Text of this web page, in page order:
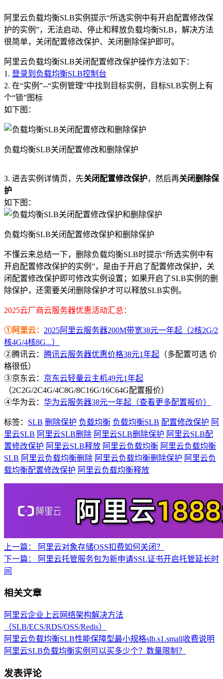
阿里云负载均衡SLB实例提示“所选实例中有开启配置修改保
护的实例”，无法启动、停止和释放负载均衡SLB，解决方法
很简单，关闭配置修改保护、关闭删除保护即可。
阿里云负载均衡SLB关闭配置修改保护操作方法如下：
1. 登录到负载均衡SLB控制台
2. 在“实例”--“实例管理”中找到目标实例，目标SLB实例上有
个“锁”图标
如下图：
负载均衡SLB关闭配置修改和删除保护
3. 进去实例详情页，先关闭配置修改保护，然后再关闭删除保
护
如下图：
负载均衡SLB关闭配置修改保护和删除保护
不懂云来总结一下，删除负载均衡SLB时提示“所选实例中有
开启配置修改保护的实例”，是由于开启了配置修改保护，关
闭配置修改保护即可修改实例设置；如果开启了SLB实例的删
除保护，还需要关闭删除保护才可以释放SLB实例。
2025云厂商云服务器优惠活动汇总：
①阿里云： 2025阿里云服务器200M带宽38元一年起（2核2G/2
核4G/4核8G...）
②腾讯云： 腾讯云服务器优惠价格38元1年起 （多配置可选 价
格很低）
③京东云： 京东云轻量云主机49元1年起
（2C2G/2C4G/4C8G/8C16G/16C64G配置报价）
④华为云： 华为云服务器38元一年起（查看更多配置报价）
标签： SLB 删除保护 负载均衡 负载均衡SLB 配置修改保护 阿
里云SLB 阿里云SLB删除 阿里云SLB删除保护 阿里云SLB配
置修改保护 阿里云SLB释放 阿里云负载均衡 阿里云负载均衡
SLB 阿里云负载均衡删除 阿里云负载均衡删除保护 阿里云负
载均衡配置修改保护 阿里云负载均衡释放
上一篇：
阿里云对象存储OSS扣费如何关闭？
下一篇：
阿里云托管服务包为新申请SSL证书开启托管延长时
间
相关文章
阿里云企业上云网络架构解决方法
（SLB/ECS/RDS/OSS/Redis）
阿里云负载均衡SLB性能保障型最小规格slb.s1.small收费说明
阿里云SLB负载均衡实例可以买多少个？数量限制？
发表评论